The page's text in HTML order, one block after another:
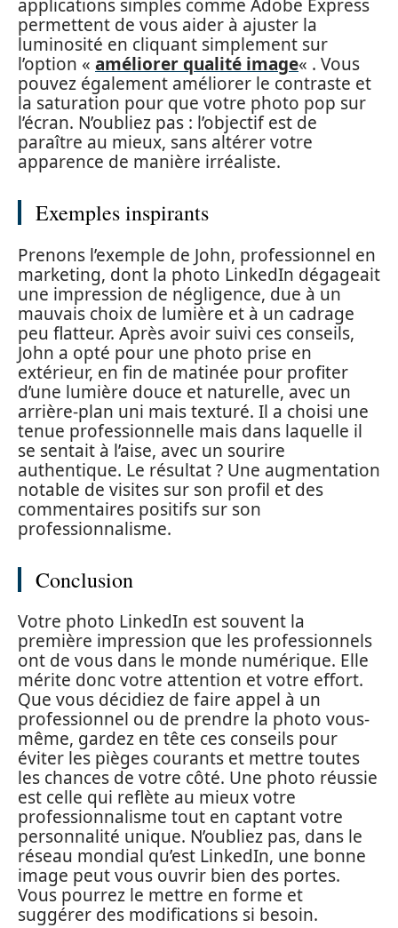
applications simples comme Adobe Express
permettent de vous aider à ajuster la
luminosité en cliquant simplement sur
l’option « améliorer qualité image« . Vous
pouvez également améliorer le contraste et
la saturation pour que votre photo pop sur
l’écran. N’oubliez pas : l’objectif est de
paraître au mieux, sans altérer votre
apparence de manière irréaliste.
Exemples inspirants
Prenons l’exemple de John, professionnel en
marketing, dont la photo LinkedIn dégageait
une impression de négligence, due à un
mauvais choix de lumière et à un cadrage
peu flatteur. Après avoir suivi ces conseils,
John a opté pour une photo prise en
extérieur, en fin de matinée pour profiter
d’une lumière douce et naturelle, avec un
arrière-plan uni mais texturé. Il a choisi une
tenue professionnelle mais dans laquelle il
se sentait à l’aise, avec un sourire
authentique. Le résultat ? Une augmentation
notable de visites sur son profil et des
commentaires positifs sur son
professionnalisme.
Conclusion
Votre photo LinkedIn est souvent la
première impression que les professionnels
ont de vous dans le monde numérique. Elle
mérite donc votre attention et votre effort.
Que vous décidiez de faire appel à un
professionnel ou de prendre la photo vous-
même, gardez en tête ces conseils pour
éviter les pièges courants et mettre toutes
les chances de votre côté. Une photo réussie
est celle qui reflète au mieux votre
professionnalisme tout en captant votre
personnalité unique. N’oubliez pas, dans le
réseau mondial qu’est LinkedIn, une bonne
image peut vous ouvrir bien des portes.
Vous pourrez le mettre en forme et
suggérer des modifications si besoin.